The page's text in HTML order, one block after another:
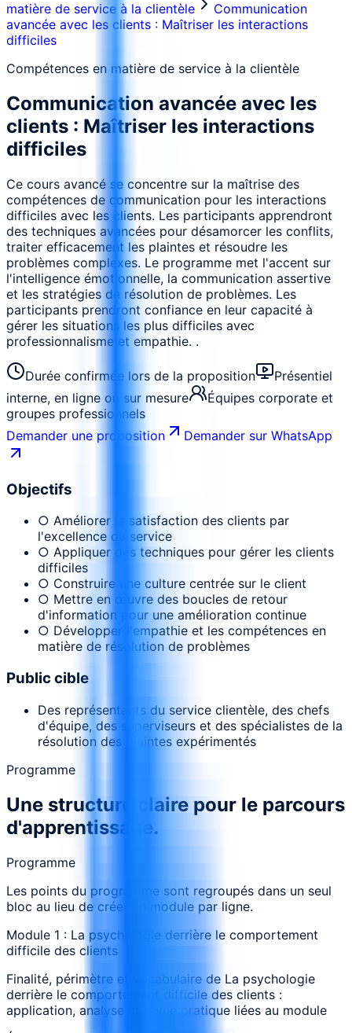
matière de service à la clientèle
Communication
avancée avec les clients : Maîtriser les interactions
difficiles
Compétences en matière de service à la clientèle
Communication avancée avec les
clients : Maîtriser les interactions
difficiles
Ce cours avancé se concentre sur la maîtrise des
compétences de communication pour les interactions
difficiles avec les clients. Les participants apprendront
des techniques avancées pour désamorcer les conflits,
traiter efficacement les plaintes et résoudre les
problèmes complexes. Le programme met l'accent sur
l'intelligence émotionnelle, la communication assertive
et les stratégies de résolution de problèmes. Les
participants prendront confiance en leur capacité à
gérer les situations les plus difficiles avec
professionnalisme et empathie. .
Durée confirmée lors de la proposition
Présentiel
interne, en ligne ou sur mesure
Équipes corporate et
groupes professionnels
Demander une proposition
Demander sur WhatsApp
Objectifs
○ Améliorer la satisfaction des clients par
l'excellence du service
○ Appliquer des techniques pour gérer les clients
difficiles
○ Construire une culture centrée sur le client
○ Mettre en œuvre des boucles de retour
d'information pour une amélioration continue
○ Développer l'empathie et les compétences en
matière de résolution de problèmes
Public cible
Des représentants du service clientèle, des chefs
d'équipe, des superviseurs et des spécialistes de la
résolution des plaintes expérimentés
Programme
Une structure claire pour le parcours
d'apprentissage.
Programme
Les points du programme sont regroupés dans un seul
bloc au lieu de créer un module par ligne.
Module 1 : La psychologie derrière le comportement
difficile des clients
Finalité, périmètre et vocabulaire de La psychologie
derrière le comportement difficile des clients :
application, analyse et revue pratique liées au module